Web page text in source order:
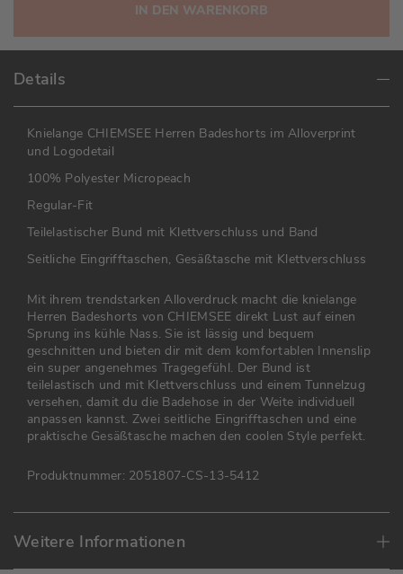
IN DEN WARENKORB
Details
Knielange CHIEMSEE Herren Badeshorts im Alloverprint
und Logodetail
100% Polyester Micropeach
Regular-Fit
Teilelastischer Bund mit Klettverschluss und Band
Seitliche Eingrifftaschen, Gesäßtasche mit Klettverschluss
Mit ihrem trendstarken Alloverdruck macht die knielange
Herren Badeshorts von CHIEMSEE direkt Lust auf einen
Sprung ins kühle Nass. Sie ist lässig und bequem
geschnitten und bieten dir mit dem komfortablen Innenslip
ein super angenehmes Tragegefühl. Der Bund ist
teilelastisch und mit Klettverschluss und einem Tunnelzug
versehen, damit du die Badehose in der Weite individuell
anpassen kannst. Zwei seitliche Eingrifftaschen und eine
praktische Gesäßtasche machen den coolen Style perfekt.
Produktnummer: 2051807-CS-13-5412
Weitere Informationen